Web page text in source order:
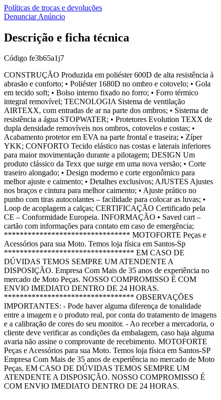
Políticas de trocas e devoluções
Denunciar Anúncio
Descrição e ficha técnica
Código fe3b65a1j7
CONSTRUÇÃO Produzida em poliéster 600D de alta resistência à
abrasão e conforto; • Poliéster 1680D no ombro e cotovelo; • Gola
em tecido soft; • Bolso interno fixado no forro; • Forro térmico
integral removível; TECNOLOGIA Sistema de ventilação
AIRTEXX, com entradas de ar na parte dos ombros; • Sistema de
resistência a água STOPWATER; • Protetores Evolution TEXX de
dupla densidade removíveis nos ombros, cotovelos e costas; •
Acabamento protetor em EVA na parte frontal e traseira; • Zíper
YKK; CONFORTO Tecido elástico nas costas e laterais inferiores
para maior movimentação durante a pilotagem; DESIGN Um
produto clássico da Texx que surge em uma nova versão; • Corte
traseiro alongado; • Design moderno e corte ergonômico para
melhor ajuste e caimento; • Detalhes exclusivos; AJUSTES Ajustes
nos braços e cintura para melhor caimento; • Ajuste prático no
punho com tiras autocolantes – facilidade para colocar as luvas; •
Loop de acoplagem a calças; CERTIFICAÇÃO Certificado pela
CE – Conformidade Europeia. INFORMAÇÃO • Saved cart –
cartão com informações para contato em caso de emergência;
******************************** MOTOFORTE Peças e
Acessórios para sua Moto. Temos loja física em Santos-Sp
********************************* EM CASO DE
DÚVIDAS TEMOS SEMPRE UM ATENDENTE A
DISPOSIÇÃO. Empresa Com Mais de 35 anos de experiência no
mercado de Moto Peças. NOSSO COMPROMISSO É COM
ENVIO IMEDIATO DENTRO DE 24 HORAS.
********************************* OBSERVAÇÕES
IMPORTANTES: - Pode haver alguma diferença de tonalidade
entre a imagem e o produto real, por conta do tratamento de imagens
e a calibração de cores do seu monitor. - Ao receber a mercadoria, o
cliente deve verificar as condições da embalagem, caso haja alguma
avaria não assine o comprovante de recebimento. MOTOFORTE
Peças e Acessórios para sua Moto. Temos loja física em Santos-SP
Empresa Com Mais de 35 anos de experiência no mercado de Moto
Peças. EM CASO DE DÚVIDAS TEMOS SEMPRE UM
ATENDENTE A DISPOSIÇÃO. NOSSO COMPROMISSO É
COM ENVIO IMEDIATO DENTRO DE 24 HORAS.